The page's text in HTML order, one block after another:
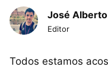
José
Editor
Todos estamos